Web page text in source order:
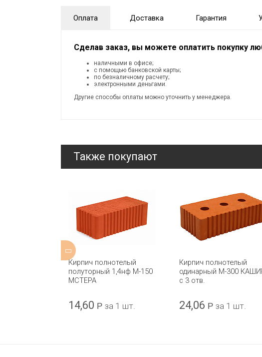
Оплата Доставка Гарантия
Сделав заказ, вы можете оплатить покупку
наличными в офисе;
с помощью банковской карты;
по безналичному расчету;
электронными деньгами.
Другие способы оплаты можно уточнить у менеджера.
Также покупают
Кирпич полнотелый
полуторный 1,4нф М-150
МСТЕРА
14,60 Р за 1 шт.
Кирпич полнотелый
одинарный М-300
с 3 отв.
24,06 Р за 1 шт.